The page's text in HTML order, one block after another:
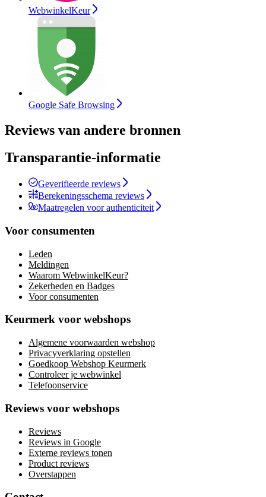
WebwinkelKeur
Google Safe Browsing
Reviews van andere bronnen
Transparantie-informatie
Geverifieerde reviews
Berekeningsschema reviews
Maatregelen voor authenticiteit
Voor consumenten
Leden
Meldingen
Waarom WebwinkelKeur?
Zekerheden en Badges
Voor consumenten
Keurmerk voor webshops
Algemene voorwaarden webshop
Privacyverklaring opstellen
Goedkoop Webshop Keurmerk
Controleer je webwinkel
Telefoonservice
Reviews voor webshops
Reviews
Reviews in Google
Externe reviews tonen
Product reviews
Overstappen